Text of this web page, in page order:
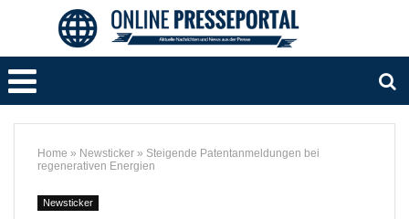
Home » Newsticker » Steigende Patentanmeldungen bei
regenerativen Energien
Newsticker